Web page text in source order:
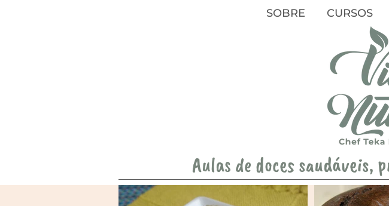
SOBRE CURSOS
Aulas de doces saudáveis,